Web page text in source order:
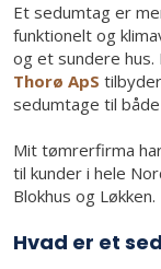
Et sedumtag er
funktionelt og
og et sundere hus.
Thorø ApS
sedumtage til
Mit tømrerfirma
til kunder i hele
Blokhus og Løkken.
Hvad er et